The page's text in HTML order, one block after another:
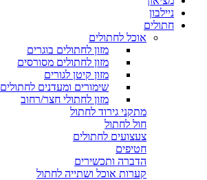
ניילבון
חתולים
אוכל לחתולים
מזון לחתולים בוגרים
מזון לחתולים מסורסים
מזון קיטן לגורים
שימורים ומעדנים לחתולים
מזון לחתולי חצר/רחוב
מתקני גירוד לחתול
חול לחתול
צעצועים לחתולים
חטיפים
הדברה ותכשירים
קערות אוכל ושתייה לחתול